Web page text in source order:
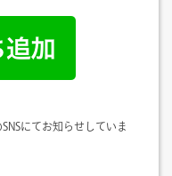
にてお知らせしていま